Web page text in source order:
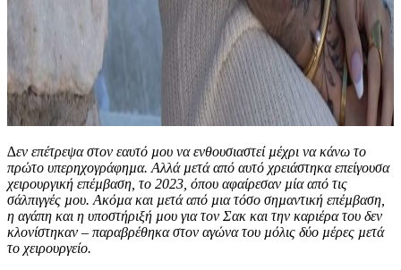
∆εν επέτρεψα στον εαυτό µου να ενθουσιαστεί µέχρι να κάνω το
πρώτο υπερηχογράφηµα. Αλλά µετά από αυτό χρειάστηκα επείγουσα
χειρουργική επέµβαση, το 2023, όπου αφαίρεσαν µία από τις
σάλπιγγές µου. Ακόµα και µετά από µια τόσο σηµαντική επέµβαση,
η αγάπη και η υποστήριξή µου για τον Σακ και την καριέρα του δεν
κλονίστηκαν – παραβρέθηκα στον αγώνα του µόλις δύο µέρες µετά
το χειρουργείο.